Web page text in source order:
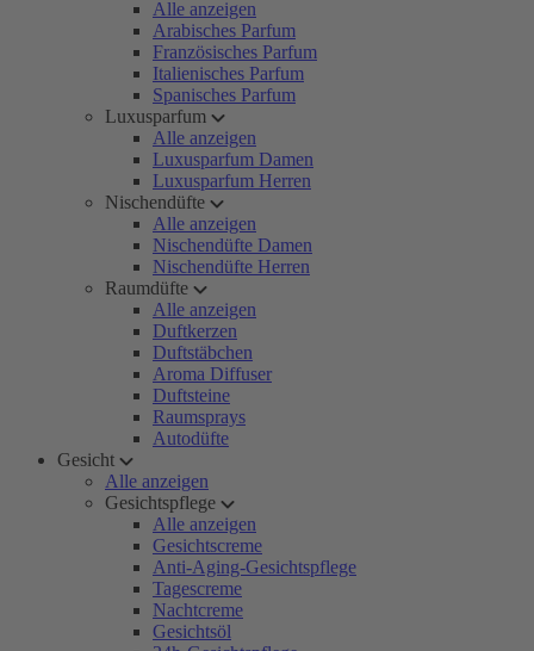
Alle anzeigen
Arabisches Parfum
Französisches Parfum
Italienisches Parfum
Spanisches Parfum
Luxusparfum
Alle anzeigen
Luxusparfum Damen
Luxusparfum Herren
Nischendüfte
Alle anzeigen
Nischendüfte Damen
Nischendüfte Herren
Raumdüfte
Alle anzeigen
Duftkerzen
Duftstäbchen
Aroma Diffuser
Duftsteine
Raumsprays
Autodüfte
Gesicht
Alle anzeigen
Gesichtspflege
Alle anzeigen
Gesichtscreme
Anti-Aging-Gesichtspflege
Tagescreme
Nachtcreme
Gesichtsöl